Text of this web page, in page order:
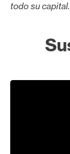
todo su capital.